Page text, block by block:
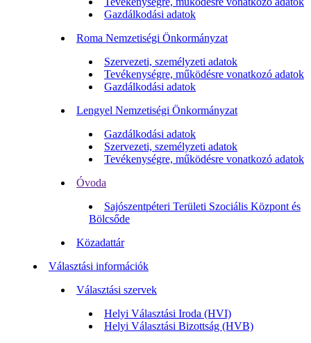
Gazdálkodási adatok
Roma Nemzetiségi Önkormányzat
Szervezeti, személyzeti adatok
Tevékenységre, működésre vonatkozó adatok
Gazdálkodási adatok
Lengyel Nemzetiségi Önkormányzat
Gazdálkodási adatok
Szervezeti, személyzeti adatok
Tevékenységre, működésre vonatkozó adatok
Óvoda
Sajószentpéteri Területi Szociális Központ és
Bölcsőde
Közadattár
Választási információk
Választási szervek
Helyi Választási Iroda (HVI)
Helyi Választási Bizottság (HVB)